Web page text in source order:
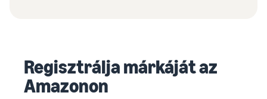
Regisztrálja márkáját az
Amazonon